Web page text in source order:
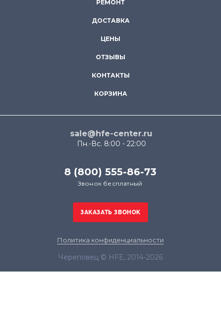
РЕМОНТ
ДОСТАВКА
ЦЕНЫ
ОТЗЫВЫ
КОНТАКТЫ
КОРЗИНА
sale@hfe-center.ru
Пн.-Вс. 8:00 - 22:00
8 (800) 555-86-73
Звонок бесплатный
Политика конфиденциальности
Череповец © HFE, 2014-2026